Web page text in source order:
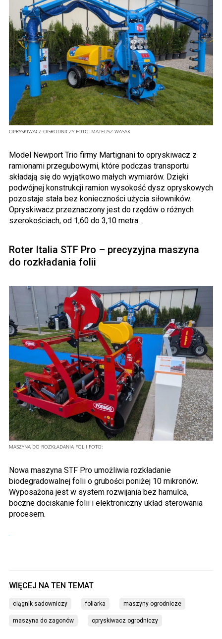
OPRYSKIWACZ OGRODNICZY FOTO: MATEUSZ WASAK
Model Newport Trio firmy Martignani to opryskiwacz z
ramionami przegubowymi, które podczas transportu
składają się do wyjątkowo małych wymiarów. Dzięki
podwójnej konstrukcji ramion wysokość dysz opryskowych
pozostaje stała bez konieczności użycia siłowników.
Opryskiwacz przeznaczony jest do rzędów o różnych
szerokościach, od 1,60 do 3,10 metra.
Roter Italia STF Pro – precyzyjna maszyna
do rozkładania folii
MASZYNA DO ROZKŁADANIA FOLII FOTO:
Nowa maszyna STF Pro umożliwia rozkładanie
biodegradowalnej folii o grubości poniżej 10 mikronów.
Wyposażona jest w system rozwijania bez hamulca,
boczne dociskanie folii i elektroniczny układ sterowania
procesem.
ciągnik sadowniczy foliarka maszyny ogrodnicze
maszyna do zagonów opryskiwacz ogrodniczy